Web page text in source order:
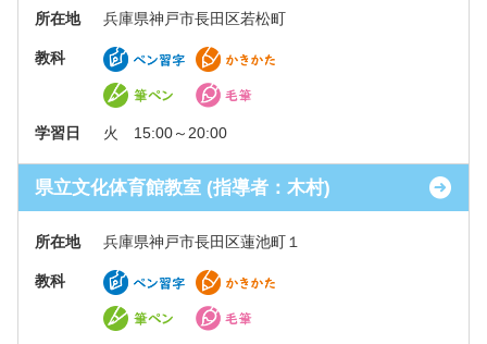
所在地 兵庫県神戸市長田区若松町
教科
学習日 火 15:00～20:00
県立文化体育館教室 (指導者：木村)
所在地 兵庫県神戸市長田区蓮池町１
教科